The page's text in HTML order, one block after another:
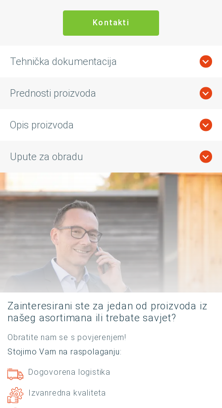
Kontakti
Tehnička dokumentacija
Prednosti proizvoda
Opis proizvoda
Upute za obradu
Zainteresirani ste za jedan od proizvoda iz
našeg asortimana ili trebate savjet?
Obratite nam se s povjerenjem!
Stojimo Vam na raspolaganju:
Dogovorena logistika
Izvanredna kvaliteta